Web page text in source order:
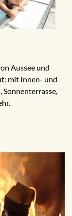
Aussee und
mit Innen- und